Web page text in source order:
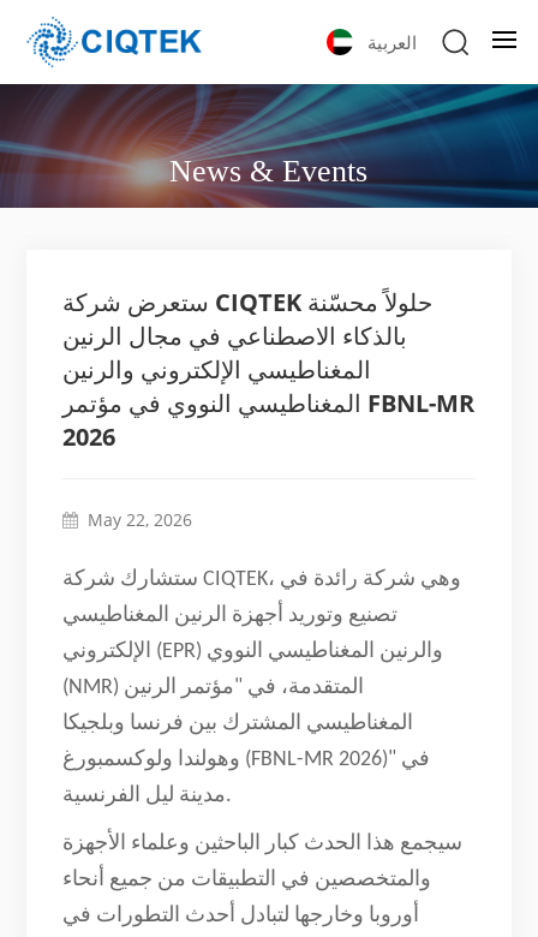
العربية
News & Events
ستعرض شركة CIQTEK حلولاً محسّنة
بالذكاء الاصطناعي في مجال الرنين
المغناطيسي الإلكتروني والرنين
المغناطيسي النووي في مؤتمر FBNL-MR
2026
May 22, 2026
ستشارك شركة CIQTEK، وهي شركة رائدة في
تصنيع وتوريد أجهزة الرنين المغناطيسي
الإلكتروني (EPR) والرنين المغناطيسي النووي
(NMR) المتقدمة، في "مؤتمر الرنين
المغناطيسي المشترك بين فرنسا وبلجيكا
وهولندا ولوكسمبورغ (FBNL-MR 2026)" في
مدينة ليل الفرنسية.
سيجمع هذا الحدث كبار الباحثين وعلماء الأجهزة
والمتخصصين في التطبيقات من جميع أنحاء
أوروبا وخارجها لتبادل أحدث التطورات في